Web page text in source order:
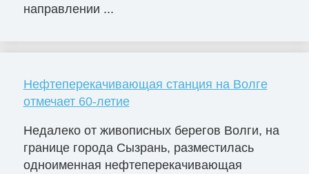
направлении ...
Нефтеперекачивающая станция на Волге
отмечает 60-летие
Недалеко от живописных берегов Волги, на
границе города Сызрань, разместилась
одноименная нефтеперекачивающая